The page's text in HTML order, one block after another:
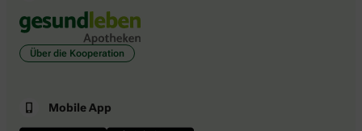
Über die Kooperation
Mobile App